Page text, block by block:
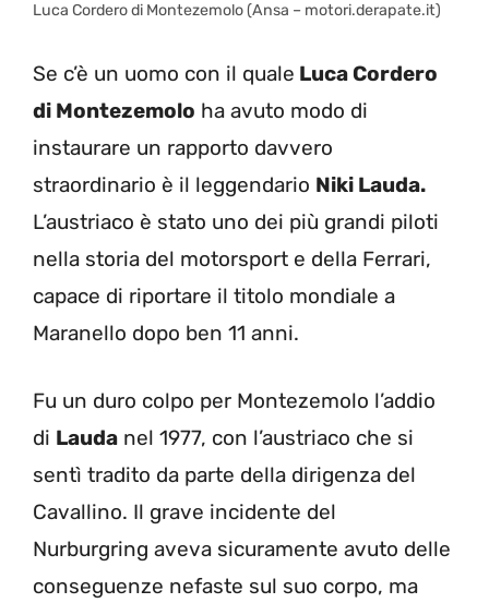
Luca Cordero di Montezemolo (Ansa – motori.derapate.it)
Se c’è un uomo con il quale Luca Cordero
di Montezemolo ha avuto modo di
instaurare un rapporto davvero
straordinario è il leggendario Niki Lauda.
L’austriaco è stato uno dei più grandi piloti
nella storia del motorsport e della Ferrari,
capace di riportare il titolo mondiale a
Maranello dopo ben 11 anni.
Fu un duro colpo per Montezemolo l’addio
di Lauda nel 1977, con l’austriaco che si
sentì tradito da parte della dirigenza del
Cavallino. Il grave incidente del
Nurburgring aveva sicuramente avuto delle
conseguenze nefaste sul suo corpo, ma